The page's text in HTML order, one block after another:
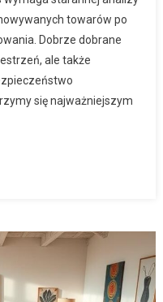
towarów po
Dobrze dobrane
ale także
się najważniejszym